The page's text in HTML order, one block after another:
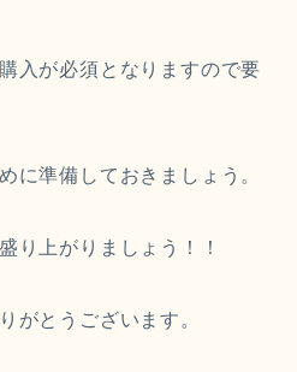
入が必須となりますので要
に準備しておきましょう。
り上がりましょう！！
がとうございます。